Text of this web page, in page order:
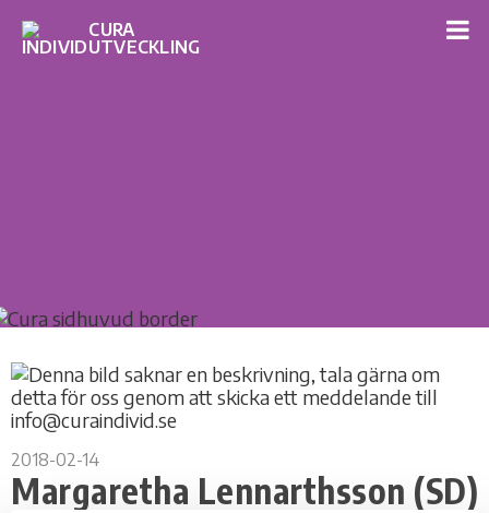
2018-02-14
Margaretha Lennarthsson (SD)